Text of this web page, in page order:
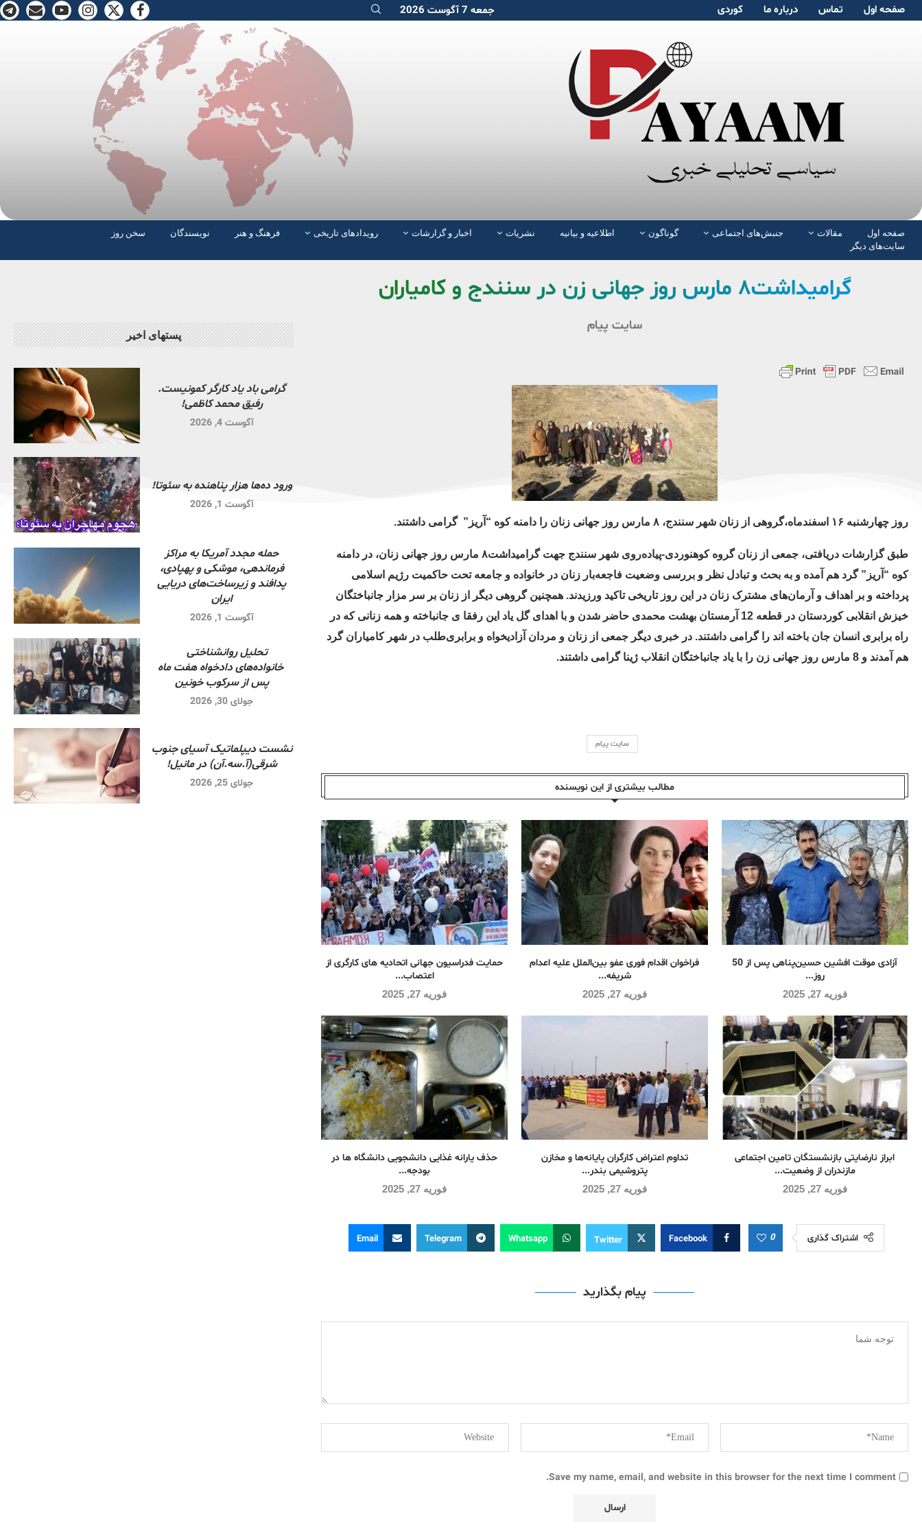
صفحە اول تماس دربارە ما کوردی جمعه 7 آگوست 2026
صفحە اول مقالات جنبش‌های اجتماعی گوناگون اطلاعیه و بیانیه نشریات اخبار و گزارشات رویدادهای تاریخی فرهنگ و هنر نویسندگان
سخن روز
سایت‌های دیگر
گرامیداشت۸ مارس روز جهانی زن در سنندج و کامیاران
سایت پیام
روز چهارشنبه ۱۶ اسفندماه،گروهی از زنان شهر سنندج، ۸ مارس روز جهانی زنان را دامنه کوه “آریز” گرامی داشتند.
طبق گزارشات دریافتی، جمعی از زنان گروه کوهنوردی-پیاده‌روی شهر سنندج جهت گرامیداشت۸ مارس روز جهانی زنان، در دامنه
کوه “آریز” گرد هم آمده و به بحث و تبادل نظر و بررسی وضعیت فاجعه‌بار زنان در خانواده و جامعه تحت حاکمیت رژیم اسلامی
پرداخته و بر اهداف و آرمان‌های مشترک زنان در این روز تاریخی تاکید ورزیدند. همچنین گروهی دیگر از زنان بر سر مزار جانباختگان
خیزش انقلابی کوردستان در قطعه 12 آرمستان بهشت محمدی حاضر شدن و با اهدای گل یاد این رفقا ی جانباخته و همه زنانی که در
راه برابری انسان جان باخته اند را گرامی داشتند. در خبری دیگر جمعی از زنان و مردان آزادیخواه و برابری‌طلب در شهر کامیاران گرد
هم آمدند و 8 مارس روز جهانی زن را با یاد جانباختگان انقلاب ژینا گرامی داشتند.
سایت پیام
مطالب بیشتری از این نویسندە
حمایت فدراسیون جهانی اتحادیه های کارگری از
اعتصاب...
فوریه 27, 2025
فراخوان اقدام فوری عفو بین‌الملل علیه اعدام
شریفه...
فوریه 27, 2025
آزادی موقت افشین حسین‌پناهی پس از 50
روز...
فوریه 27, 2025
حذف یارانه غذایی دانشجویی دانشگاه ها در
بودجه...
فوریه 27, 2025
تداوم اعتراض کارگران پایانه‌ها و مخازن
پتروشیمی بندر...
فوریه 27, 2025
ابراز نارضایتی بازنشستگان تامین اجتماعی
مازندران از وضعیت...
فوریه 27, 2025
اشتراک گذاری 0
Facebook
Twitter
Whatsapp
Telegram
Email
پیام بگذارید
Save my name, email, and website in this browser for the next time I comment.
پستهای اخیر
گرامی باد یاد کارگر کمونیست.
رفیق محمد کاظمی!
آگوست 4, 2026
ورود ده‌ها هزار پناهنده به سئوتا!
آگوست 1, 2026
حمله مجدد آمریکا به مراکز
فرماندهی، موشکی و پهپادی،
پدافند و زیرساخت‌های دریایی
ایران
آگوست 1, 2026
تحلیل روانشناختی
خانواده‌های دادخواه هفت ماه
پس از سرکوب خونین
جولای 30, 2026
نشست دیپلماتیک آسیای جنوب
شرقی‌(آ.سه.آن) در مانیل!
جولای 25, 2026